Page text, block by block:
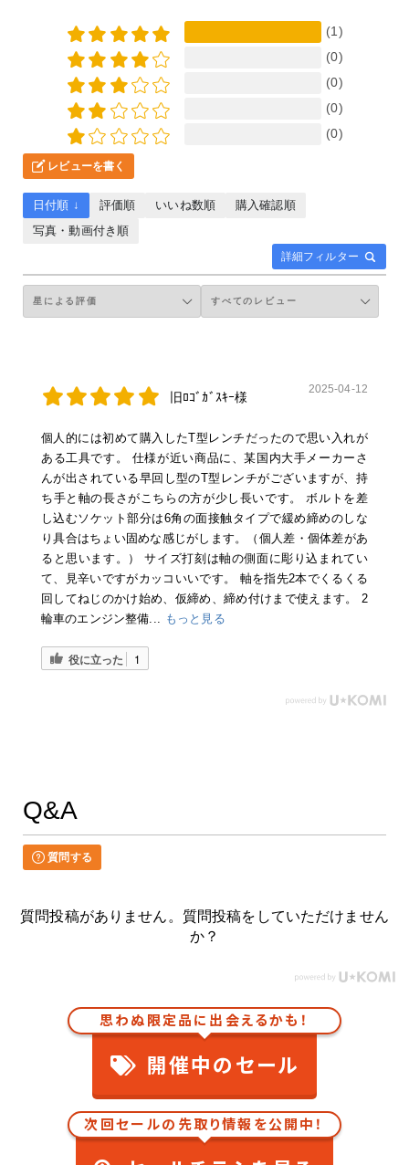
(1)
(0)
(0)
(0)
(0)
レビューを書く
詳細フィルター
日付順 ↓ 評価順 いいね数順
購入確認順
写真・動画付き順
旧ﾛｺﾞｶﾞｽｷｰ様
2025-04-12
個人的には初めて購入したT型レンチだったので思い入れが
ある工具です。 仕様が近い商品に、某国内大手メーカーさ
んが出されている早回し型のT型レンチがございますが、持
ち手と軸の長さがこちらの方が少し長いです。 ボルトを差
し込むソケット部分は6角の面接触タイプで緩め締めのしな
り具合はちょい固めな感じがします。（個人差・個体差があ
ると思います。） サイズ打刻は軸の側面に彫り込まれてい
て、見辛いですがカッコいいです。 軸を指先2本でくるくる
回してねじのかけ始め、仮締め、締め付けまで使えます。 2
輪車のエンジン整備... もっと見る
役に立った 1
Q&A
質問する
質問投稿がありません。質問投稿をしていただけません
か？
思わぬ限定品に出会えるかも！
開催中のセール
次回セールの先取り情報を公開中！